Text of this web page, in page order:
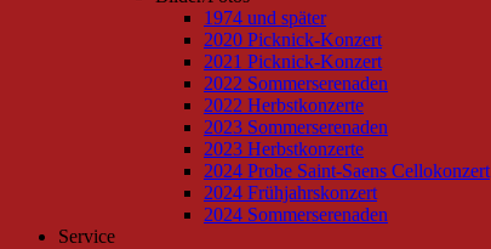
1974 und später
2020 Picknick-Konzert
2021 Picknick-Konzert
2022 Sommerserenaden
2022 Herbstkonzerte
2023 Sommerserenaden
2023 Herbstkonzerte
2024 Probe Saint-Saens Cellokonzert
2024 Frühjahrskonzert
2024 Sommerserenaden
Service